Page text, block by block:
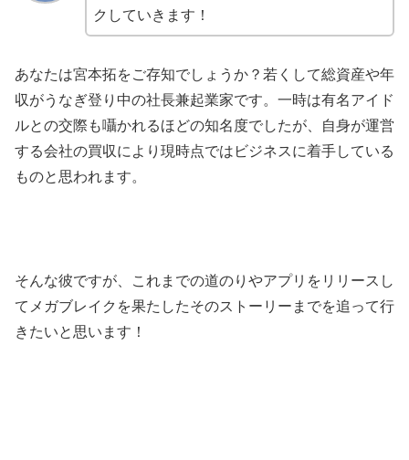
クしていきます！
あなたは宮本拓をご存知でしょうか？若くして総資産や年
収がうなぎ登り中の社長兼起業家です。一時は有名アイド
ルとの交際も囁かれるほどの知名度でしたが、自身が運営
する会社の買収により現時点ではビジネスに着手している
ものと思われます。
そんな彼ですが、これまでの道のりやアプリをリリースし
てメガブレイクを果たしたそのストーリーまでを追って行
きたいと思います！